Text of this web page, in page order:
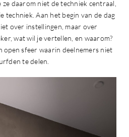
daarom niet de techniek centraal,
techniek. Aan het begin van de dag
over instellingen, maar over
wat wil je vertellen, en waarom?
open sfeer waarin deelnemers niet
te delen.